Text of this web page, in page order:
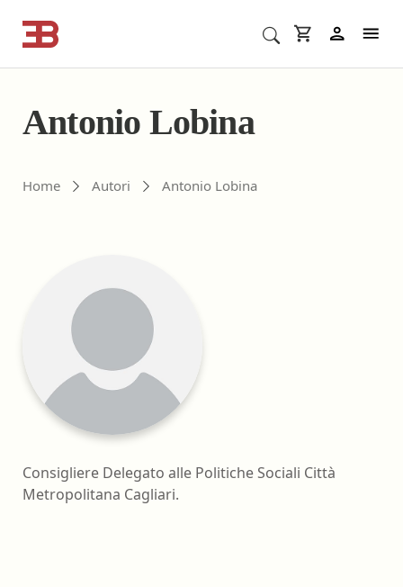
Cerca corsi ECM o altro
Antonio Lobina
Home Autori Antonio Lobina
Consigliere Delegato alle Politiche Sociali Città
Metropolitana Cagliari.